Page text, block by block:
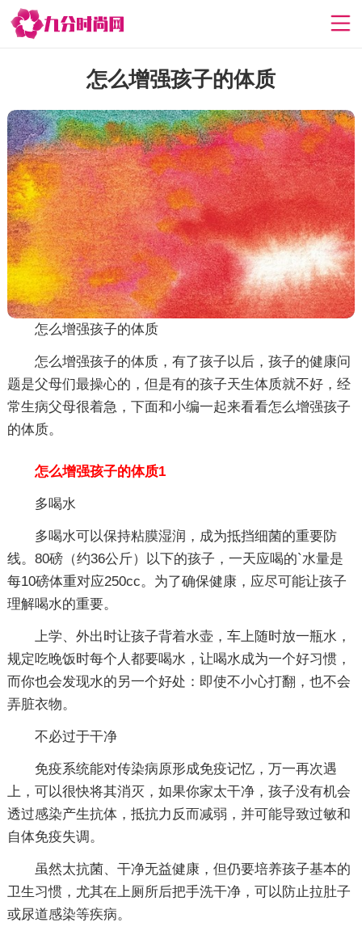
怎么增强孩子的体质
怎么增强孩子的体质
怎么增强孩子的体质，有了孩子以后，孩子的健康问
题是父母们最操心的，但是有的孩子天生体质就不好，经
常生病父母很着急，下面和小编一起来看看怎么增强孩子
的体质。
怎么增强孩子的体质1
多喝水
多喝水可以保持粘膜湿润，成为抵挡细菌的重要防
线。80磅（约36公斤）以下的孩子，一天应喝的`水量是
每10磅体重对应250cc。为了确保健康，应尽可能让孩子
理解喝水的重要。
上学、外出时让孩子背着水壶，车上随时放一瓶水，
规定吃晚饭时每个人都要喝水，让喝水成为一个好习惯，
而你也会发现水的另一个好处：即使不小心打翻，也不会
弄脏衣物。
不必过于干净
免疫系统能对传染病原形成免疫记忆，万一再次遇
上，可以很快将其消灭，如果你家太干净，孩子没有机会
透过感染产生抗体，抵抗力反而减弱，并可能导致过敏和
自体免疫失调。
虽然太抗菌、干净无益健康，但仍要培养孩子基本的
卫生习惯，尤其在上厕所后把手洗干净，可以防止拉肚子
或尿道感染等疾病。